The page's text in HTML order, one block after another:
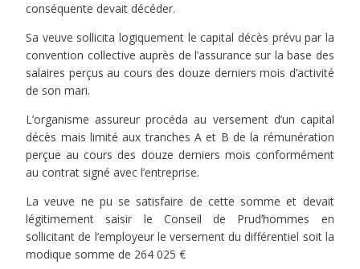
conséquente devait décéder.
Sa veuve sollicita logiquement le capital décès prévu par la
convention collective auprès de l’assurance sur la base des
salaires perçus au cours des douze derniers mois d’activité
de son mari.
L’organisme assureur procéda au versement d’un capital
décès mais limité aux tranches A et B de la rémunération
perçue au cours des douze derniers mois conformément
au contrat signé avec l’entreprise.
La veuve ne pu se satisfaire de cette somme et devait
légitimement saisir le Conseil de Prud’hommes en
sollicitant de l’employeur le versement du différentiel soit la
modique somme de 264 025 €